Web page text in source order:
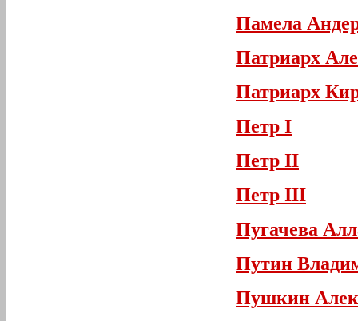
Памела
Патриарх
Патриарх
Петр I
Петр II
Петр III
Пугачева
Путин
Пушкин